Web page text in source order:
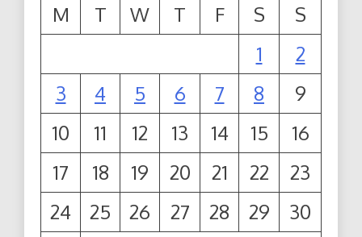
M
T W T F S
S
1
2
3
4 5 6 7 8
9
10
11 12 13 14 15
16
17
18 19 20 21 22
23
24
25 26 27 28 29
30